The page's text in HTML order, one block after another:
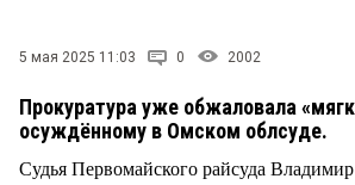
5 мая 2025 11:03 0 2002
Прокуратура уже обжаловала
осуждённому в Омском облсуде.
Судья Первомайского райсуда